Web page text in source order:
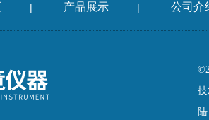
| 产品展示 | 公司介
陆